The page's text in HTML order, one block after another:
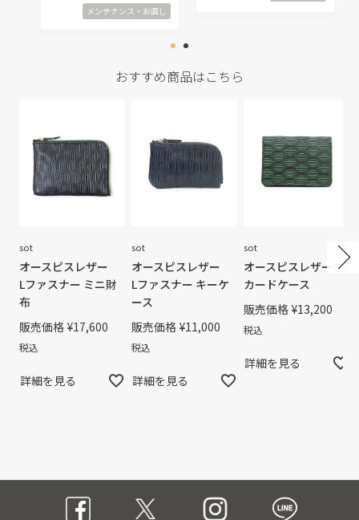
メンテナンス・お直し
おすすめ商品はこちら
sot
オースピスレザー
Lファスナー ミニ財
布
販売価格 ¥17,600
税込
詳細を見る
sot
オースピスレザー
Lファスナー キーケ
ース
販売価格 ¥11,000
税込
詳細を見る
sot
オースピスレザー
カードケース
販売価格 ¥13,200
税込
詳細を見る